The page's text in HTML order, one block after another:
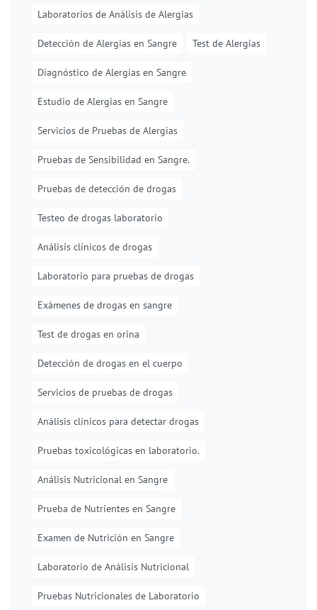
Laboratorios de Análisis de Alergias
Detección de Alergias en Sangre Test de Alergias
Diagnóstico de Alergias en Sangre
Estudio de Alergias en Sangre
Servicios de Pruebas de Alergias
Pruebas de Sensibilidad en Sangre.
Pruebas de detección de drogas
Testeo de drogas laboratorio
Análisis clínicos de drogas
Laboratorio para pruebas de drogas
Exámenes de drogas en sangre
Test de drogas en orina
Detección de drogas en el cuerpo
Servicios de pruebas de drogas
Análisis clínicos para detectar drogas
Pruebas toxicológicas en laboratorio.
Análisis Nutricional en Sangre
Prueba de Nutrientes en Sangre
Examen de Nutrición en Sangre
Laboratorio de Análisis Nutricional
Pruebas Nutricionales de Laboratorio